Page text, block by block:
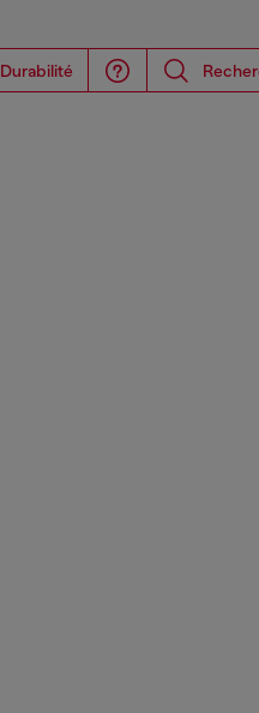
Durabilité